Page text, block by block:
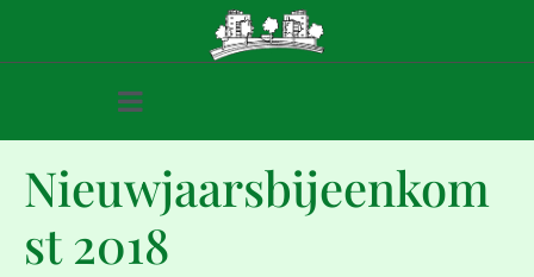
Nieuwjaarsbijeenkom
st 2018